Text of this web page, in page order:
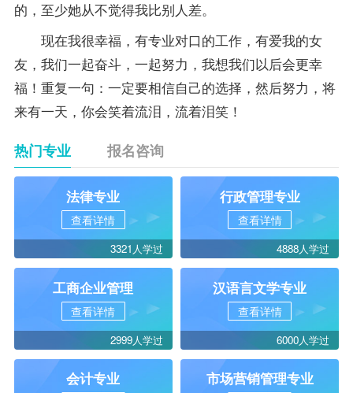
的，至少她从不觉得我比别人差。
现在我很幸福，有专业对口的工作，有爱我的女
友，我们一起奋斗，一起努力，我想我们以后会更幸
福！重复一句：一定要相信自己的选择，然后努力，将
来有一天，你会笑着流泪，流着泪笑！
热门专业 报名咨询
法律专业
查看详情
3321人学过
行政管理专业
查看详情
4888人学过
工商企业管理
查看详情
2999人学过
汉语言文学专业
查看详情
6000人学过
会计专业 市场营销管理专业